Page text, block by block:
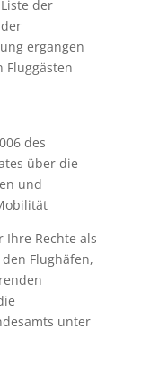
der
ergangen
Fluggästen
des
über die
und
Ihre Rechte als
Flughäfen,
unter